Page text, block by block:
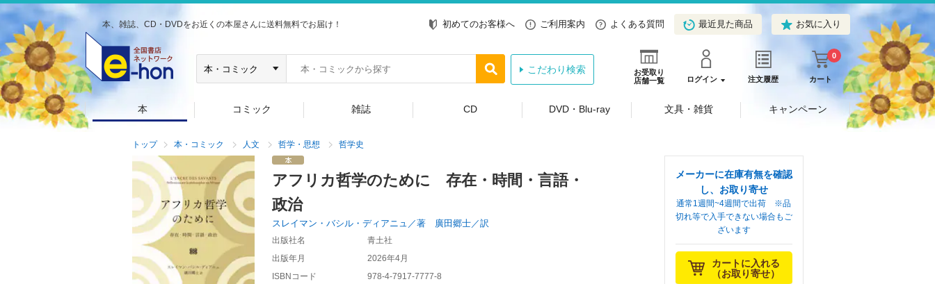
本、雑誌、CD・DVDをお近くの本屋さんに送料無料でお届け！ 初めてのお客様へ ご利用案内 よくある質問 最近見た商品 お気に入り
お受取り
店舗一覧
ログイン 注文履歴 カート
0
こだわり検索
本 コミック 雑誌 CD DVD・Blu-ray 文具・雑貨 キャンペーン
トップ 本・コミック 人文 哲学・思想 哲学史
アフリカ哲学のために 存在・時間・言語・
政治
スレイマン・バシル・ディアニュ／著 廣田郷士／訳
出版社名
青土社
出版年月
2026年4月
ISBNコード
978-4-7917-7777-8
メーカーに在庫有無を確認
し、お取り寄せ
通常1週間~4週間で出荷 ※品
切れ等で入手できない場合もご
ざいます
カートに入れる
（お取り寄せ）